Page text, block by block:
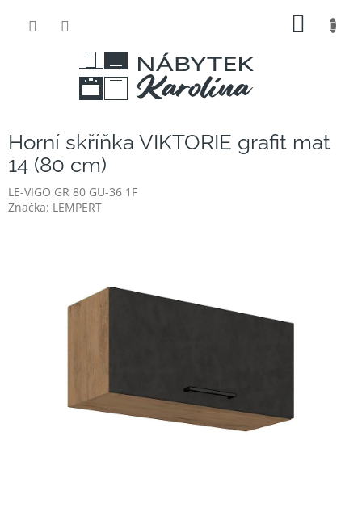
Horní skříňka VIKTORIE grafit mat
14 (80 cm)
LE-VIGO GR 80 GU-36 1F
Značka: LEMPERT